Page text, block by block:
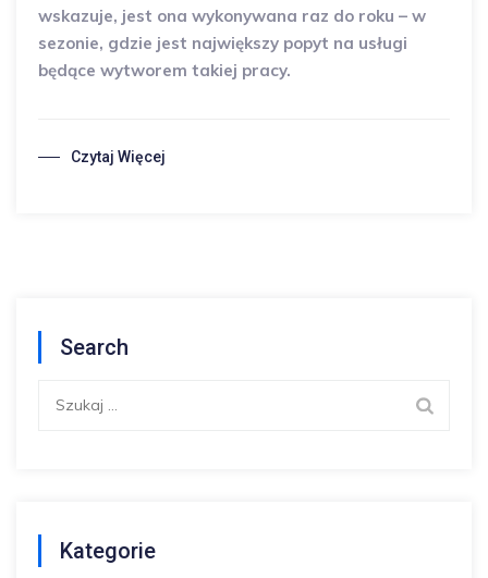
wskazuje, jest ona wykonywana raz do roku – w
sezonie, gdzie jest największy popyt na usługi
będące wytworem takiej pracy.
Czytaj Więcej
Search
Kategorie